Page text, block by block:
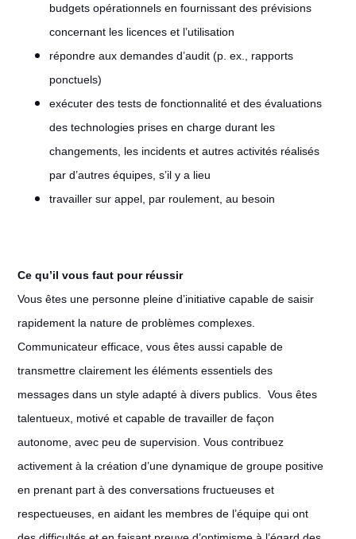
budgets opérationnels en fournissant des prévisions
concernant les licences et l’utilisation
répondre aux demandes d’audit (p. ex., rapports
ponctuels)
exécuter des tests de fonctionnalité et des évaluations
des technologies prises en charge durant les
changements, les incidents et autres activités réalisés
par d’autres équipes, s’il y a lieu
travailler sur appel, par roulement, au besoin
Ce qu’il vous faut pour réussir
Vous êtes une personne pleine d’initiative capable de saisir
rapidement la nature de problèmes complexes.
Communicateur efficace, vous êtes aussi capable de
transmettre clairement les éléments essentiels des
messages dans un style adapté à divers publics. Vous êtes
talentueux, motivé et capable de travailler de façon
autonome, avec peu de supervision. Vous contribuez
activement à la création d’une dynamique de groupe positive
en prenant part à des conversations fructueuses et
respectueuses, en aidant les membres de l’équipe qui ont